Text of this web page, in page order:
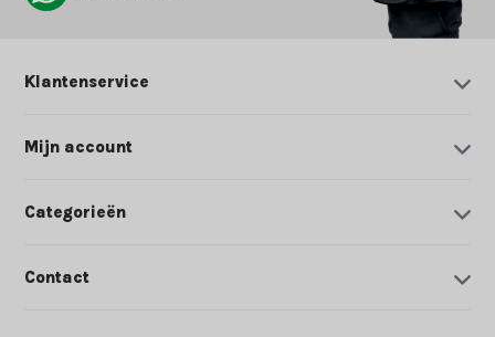
Klantenservice
Mijn account
Categorieën
Contact